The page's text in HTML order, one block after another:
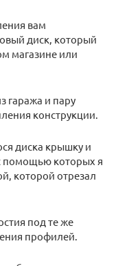
вам
диск, который
магазине или
гаража и пару
конструкции.
диска крышку и
помощью которых я
которой отрезал
под те же
профилей.